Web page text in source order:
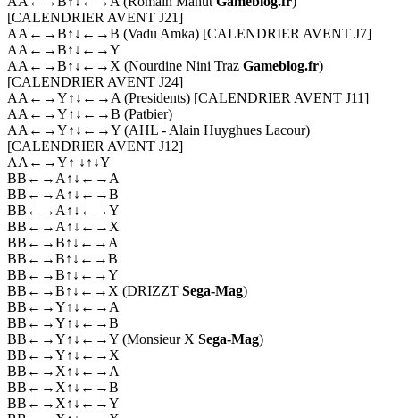
[CALENDRIER AVENT J21]
AA←→B↑↓←→B (Vadu Amka) [CALENDRIER AVENT J7]
AA←→B↑↓←→Y
AA←→B↑↓←→X (Nourdine Nini Traz Gameblog.fr)
[CALENDRIER AVENT J24]
AA←→Y↑↓←→A (Presidents) [CALENDRIER AVENT J11]
AA←→Y↑↓←→B (Patbier)
AA←→Y↑↓←→Y (AHL - Alain Huyghues Lacour)
[CALENDRIER AVENT J12]
AA←→Y↑ ↓↑↓Y
BB←→A↑↓←→A
BB←→A↑↓←→B
BB←→A↑↓←→Y
BB←→A↑↓←→X
BB←→B↑↓←→A
BB←→B↑↓←→B
BB←→B↑↓←→Y
BB←→B↑↓←→X (DRIZZT Sega-Mag)
BB←→Y↑↓←→A
BB←→Y↑↓←→B
BB←→Y↑↓←→Y (Monsieur X Sega-Mag)
BB←→Y↑↓←→X
BB←→X↑↓←→A
BB←→X↑↓←→B
BB←→X↑↓←→Y